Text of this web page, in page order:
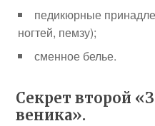
педикюрные
ногтей, пемзу);
сменное белье.
Секрет второй
веника».